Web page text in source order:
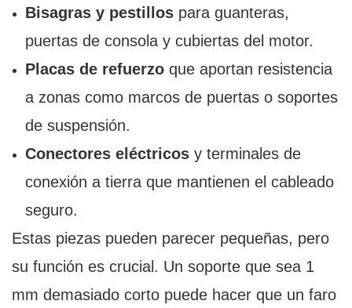
Bisagras y pestillospara guanteras,
puertas de consola y cubiertas del motor.
Placas de refuerzoque aportan resistencia
a zonas como marcos de puertas o soportes
de suspensión.
Conectores eléctricosy terminales de
conexión a tierra que mantienen el cableado
seguro.
Estas piezas pueden parecer pequeñas, pero
su función es crucial. Un soporte que sea 1
mm demasiado corto puede hacer que un faro